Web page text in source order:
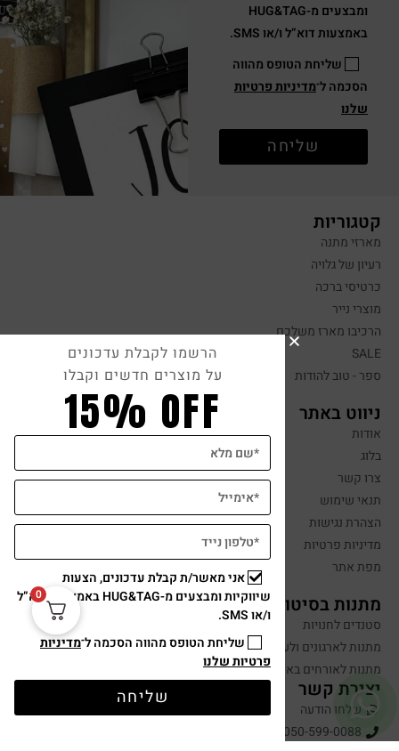
ומבצעים מ-HUG&TAG
באמצעות דוא”ל ו/או SMS.
שליחת הטופס מהווה
הסכמה ל־מדיניות פרטיות
שלנו
שליחה
קטגוריות
מארזי מתנה
רעיון של גלויה
כרטיסי ברכה
מוצרי נייר
הרכיבו מארז משלכם
SALE
ספר - טוב להודות
ניווט באתר
אודות
בלוג
צרו קשר
תנאי שימוש
הצהרת נגישות
מדיניות פרטיות
מפת אתר
מתנות בסיטונאות
סטנדים לחנויות
מתנות לארגונים ולעובדים
מתנות לאורחים באירועים
יצירת קשר
שלחו הודעה
050-599-0088
0
הרשמו לקבלת עדכונים
על מוצרים חדשים וקבלו
15% OFF
אני מאשר/ת קבלת עדכונים, הצעות
שיווקיות ומבצעים מ-HUG&TAG באמצעות דוא”ל
ו/או SMS.
שליחת הטופס מהווה הסכמה ל־מדיניות
פרטיות שלנו
שליחה